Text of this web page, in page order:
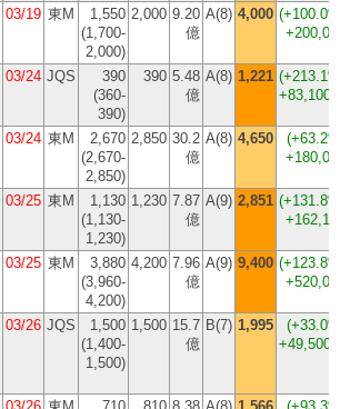
03/19 東M
1,550
(1,700-
2,000)
2,000 9.20
億
A(8) 4,000 (+100.0%
03/24 JQS
390
(360-
390)
390 5.48
億
A(8) 1,221 (+213.1%
+83,100
03/24 東M
2,670
(2,670-
2,850)
2,850 30.2
億
A(8) 4,650 (+63.2%
03/25 東M
1,130
(1,130-
1,230)
1,230 7.87
億
A(9) 2,851 (+131.8%
03/25 東M
3,880
(3,960-
4,200)
4,200 7.96
億
A(9) 9,400 (+123.8%
03/26 JQS
1,500
(1,400-
1,500)
1,500 15.7
億
B(7) 1,995 (+33.0%
+49,500